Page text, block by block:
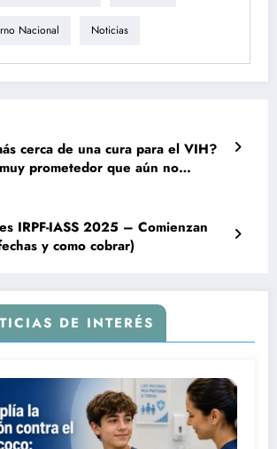
Nacional Noticias
cerca de una cura para el VIH?
prometedor que aún no
IRPF-IASS 2025 – Comienzan
y como cobrar)
DE INTERÉS